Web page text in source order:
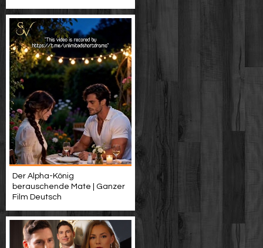
Der Alpha-König
berauschende Mate | Ganzer
Film Deutsch